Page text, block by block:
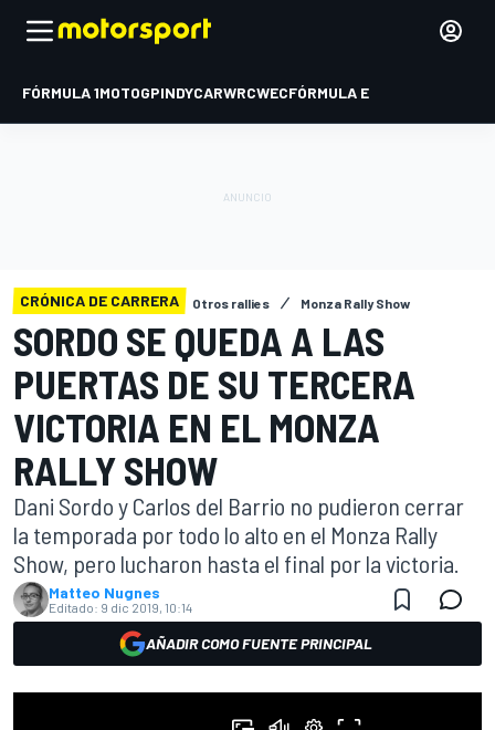
FÓRMULA 1MOTOGPINDYCARWRCWECFÓRMULA E
CRÓNICA DE CARRERA Otros rallies Monza Rally Show
SORDO SE QUEDA A LAS
PUERTAS DE SU TERCERA
VICTORIA EN EL MONZA
RALLY SHOW
Dani Sordo y Carlos del Barrio no pudieron cerrar
la temporada por todo lo alto en el Monza Rally
Show, pero lucharon hasta el final por la victoria.
Matteo Nugnes
Editado: 9 dic 2019, 10:14
AÑADIR COMO FUENTE PRINCIPAL